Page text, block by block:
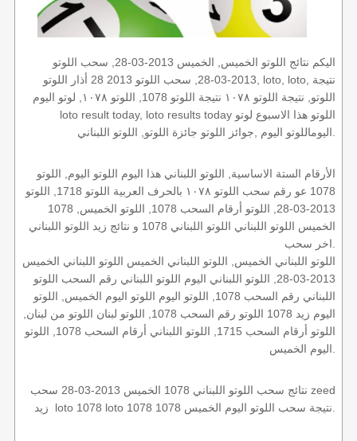
اليكم نتائج اللوتو الخميس, الخميس 2013-03-28, سحب اللوتو
2013-03-28, سحب اللوتو 2013 28 أذار اللوتو, loto, loto, نتيجة
اللوتو, نتيجة اللوتو ١٠٧٨ نتيجة اللوتو 1078, اللوتو ١٠٧٨, لوتو اليوم
loto result today, loto results today اللوتو هذا الاسبوع لوتو
الأرقام الستة الاساسية, اللوتو اللبناني هذا اليوم اللوتو اليوم, اللوتو
1078 عو رقم سحب اللوتو ١٠٧٨ بالحرف العربية اللوتو 1718, اللوتو
2013-03-28, اللوتو أرقام السحب 1078, اللوتو الخميس, 1078
الخميس اللوتو اللبناني اللوتو اللبناني 1078 و نتائج زيد اللوتو اللبناني
اللوتو اللبناني الخميس, اللوتو اللبناني الخميس اللوتو اللبناني الخميس
2013-03-28, اللوتو اللبناني اليوم اللوتو اللبناني رقم السحب اللوتو
اللبناني رقم السحب 1078, اللوتو اليوم اللوتو اليوم الخميس, اللوتو
اليوم زيد 1078 اللوتو رقم السحب 1078, اللوتو لبنان اللوتو من لبنان,
اللوتو أرقام السحب 1715, اللوتو اللبناني أرقام السحب 1078, اللوتو
نتائج سحب اللوتو اللبناني 1078 الخميس 2013-03-28 سحب zeed